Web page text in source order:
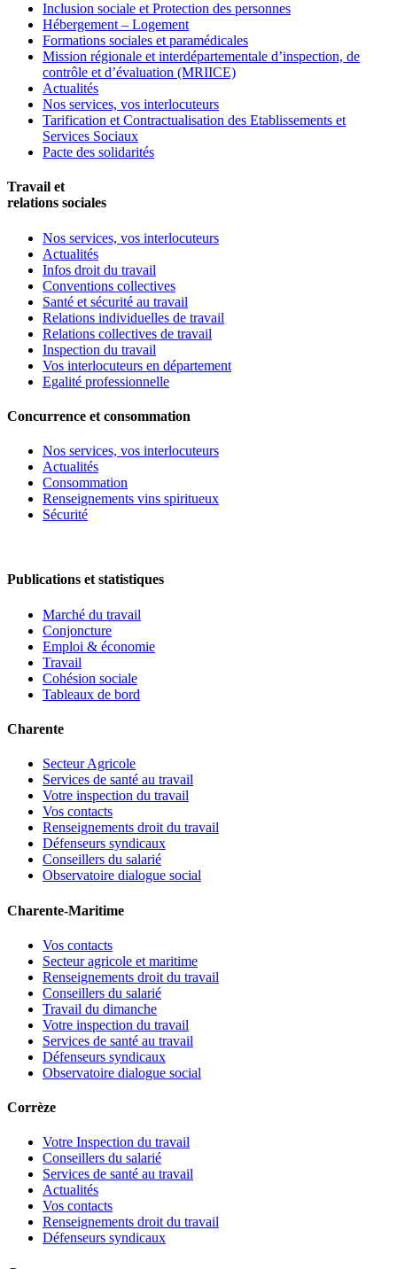
Inclusion sociale et Protection des personnes
Hébergement – Logement
Formations sociales et paramédicales
Mission régionale et interdépartementale d’inspection, de
contrôle et d’évaluation (MRIICE)
Actualités
Nos services, vos interlocuteurs
Tarification et Contractualisation des Etablissements et
Services Sociaux
Pacte des solidarités
Travail et
relations sociales
Nos services, vos interlocuteurs
Actualités
Infos droit du travail
Conventions collectives
Santé et sécurité au travail
Relations individuelles de travail
Relations collectives de travail
Inspection du travail
Vos interlocuteurs en département
Egalité professionnelle
Concurrence et consommation
Nos services, vos interlocuteurs
Actualités
Consommation
Renseignements vins spiritueux
Sécurité
Publications et statistiques
Marché du travail
Conjoncture
Emploi & économie
Travail
Cohésion sociale
Tableaux de bord
Charente
Secteur Agricole
Services de santé au travail
Votre inspection du travail
Vos contacts
Renseignements droit du travail
Défenseurs syndicaux
Conseillers du salarié
Observatoire dialogue social
Charente-Maritime
Vos contacts
Secteur agricole et maritime
Renseignements droit du travail
Conseillers du salarié
Travail du dimanche
Votre inspection du travail
Services de santé au travail
Défenseurs syndicaux
Observatoire dialogue social
Corrèze
Votre Inspection du travail
Conseillers du salarié
Services de santé au travail
Actualités
Vos contacts
Renseignements droit du travail
Défenseurs syndicaux